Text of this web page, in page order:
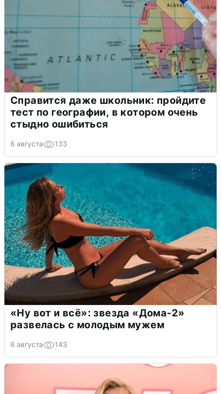
Справится даже школьник: пройдите
тест по географии, в котором очень
стыдно ошибиться
6 августа 133
«Ну вот и всё»: звезда «Дома-2»
развелась с молодым мужем
6 августа 143